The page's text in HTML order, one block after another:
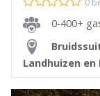
0
0-400+
Landhuizen en